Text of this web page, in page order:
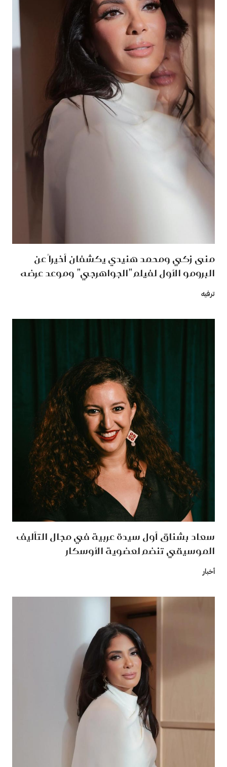
منى زكي ومحمد هنيدي يكشفان أخيراً عن
البرومو الأول لفيلم "الجواهرجي" وموعد عرضه
ترفيه
سعاد بشناق أول سيدة عربية في مجال التأليف
الموسيقي تنضم لعضوية الأوسكار
أخبار